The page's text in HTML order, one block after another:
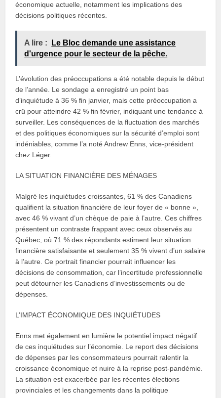
économique actuelle, notamment les implications des
décisions politiques récentes.
A lire :
Le Bloc demande une assistance
d'urgence pour le secteur de la pêche.
L’évolution des préoccupations a été notable depuis le début
de l’année. Le sondage a enregistré un point bas
d’inquiétude à 36 % fin janvier, mais cette préoccupation a
crû pour atteindre 42 % fin février, indiquant une tendance à
surveiller. Les conséquences de la fluctuation des marchés
et des politiques économiques sur la sécurité d’emploi sont
indéniables, comme l’a noté Andrew Enns, vice-président
chez Léger.
LA SITUATION FINANCIÈRE DES MÉNAGES
Malgré les inquiétudes croissantes, 61 % des Canadiens
qualifient la situation financière de leur foyer de « bonne »,
avec 46 % vivant d’un chèque de paie à l’autre. Ces chiffres
présentent un contraste frappant avec ceux observés au
Québec, où 71 % des répondants estiment leur situation
financière satisfaisante et seulement 35 % vivent d’un salaire
à l’autre. Ce portrait financier pourrait influencer les
décisions de consommation, car l’incertitude professionnelle
peut détourner les Canadiens d’investissements ou de
dépenses.
L’IMPACT ÉCONOMIQUE DES INQUIÉTUDES
Enns met également en lumière le potentiel impact négatif
de ces inquiétudes sur l’économie. Le report des décisions
de dépenses par les consommateurs pourrait ralentir la
croissance économique et nuire à la reprise post-pandémie.
La situation est exacerbée par les récentes élections
provinciales et les changements dans la politique